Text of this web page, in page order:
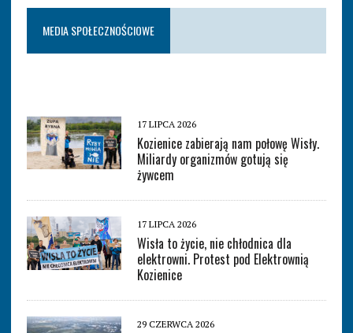
MEDIA SPOŁECZNOŚCIOWE
17 LIPCA 2026
Kozienice zabierają nam połowę Wisły.
Miliardy organizmów gotują się
żywcem
17 LIPCA 2026
Wisła to życie, nie chłodnica dla
elektrowni. Protest pod Elektrownią
Kozienice
29 CZERWCA 2026